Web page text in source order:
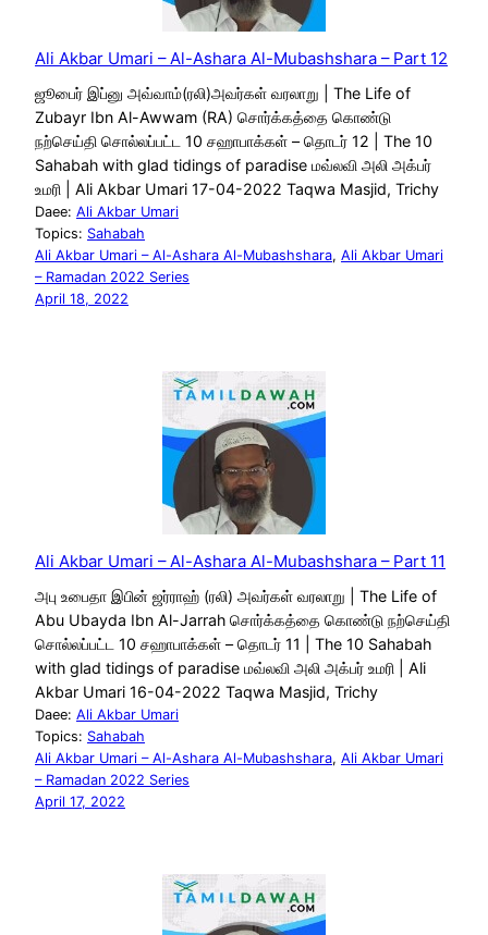
Ali Akbar Umari – Al-Ashara Al-Mubashshara – Part 12
ஜூபைர் இப்னு அவ்வாம்(ரலி)அவர்கள் வரலாறு | The Life of
Zubayr Ibn Al-Awwam (RA) சொர்க்கத்தை கொண்டு
நற்செய்தி சொல்லப்பட்ட 10 சஹாபாக்கள் – தொடர் 12 | The 10
Sahabah with glad tidings of paradise மவ்லவி அலி அக்பர்
உமரி | Ali Akbar Umari 17-04-2022 Taqwa Masjid, Trichy
Daee: Ali Akbar Umari
Topics: Sahabah
Ali Akbar Umari – Al-Ashara Al-Mubashshara, Ali Akbar Umari
– Ramadan 2022 Series
April 18, 2022
Ali Akbar Umari – Al-Ashara Al-Mubashshara – Part 11
அபு உபைதா இபின் ஜர்ராஹ் (ரலி) அவர்கள் வரலாறு | The Life of
Abu Ubayda Ibn Al-Jarrah சொர்க்கத்தை கொண்டு நற்செய்தி
சொல்லப்பட்ட 10 சஹாபாக்கள் – தொடர் 11 | The 10 Sahabah
with glad tidings of paradise மவ்லவி அலி அக்பர் உமரி | Ali
Akbar Umari 16-04-2022 Taqwa Masjid, Trichy
Daee: Ali Akbar Umari
Topics: Sahabah
Ali Akbar Umari – Al-Ashara Al-Mubashshara, Ali Akbar Umari
– Ramadan 2022 Series
April 17, 2022